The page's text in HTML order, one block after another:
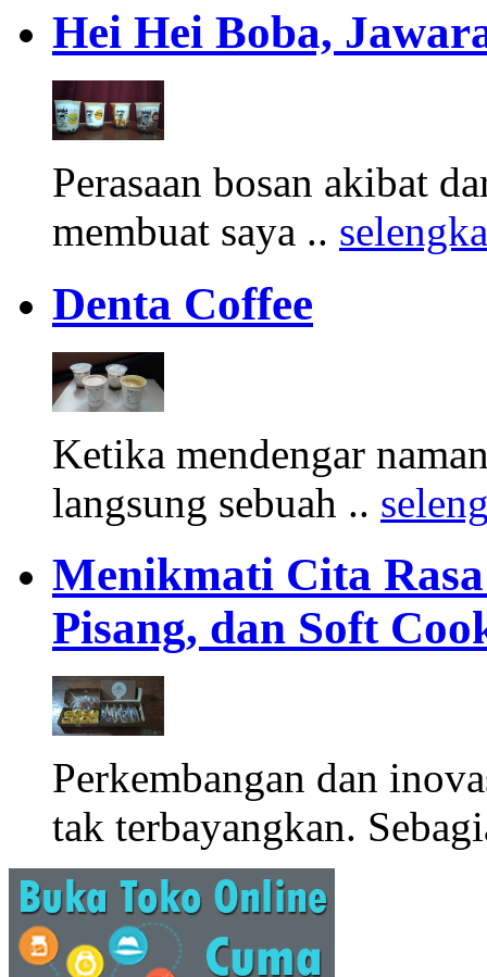
Hei Hei Boba,
Perasaan bosan akibat
membuat saya ..
Denta Coffee
Ketika mendengar
langsung sebuah ..
Menikmati Cita
Pisang, dan Soft
Perkembangan dan
tak terbayangkan.